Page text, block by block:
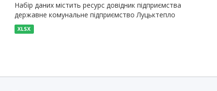
Набір даних містить ресурс довідник підприємства
державне комунальне підприємство Луцьктепло
XLSX